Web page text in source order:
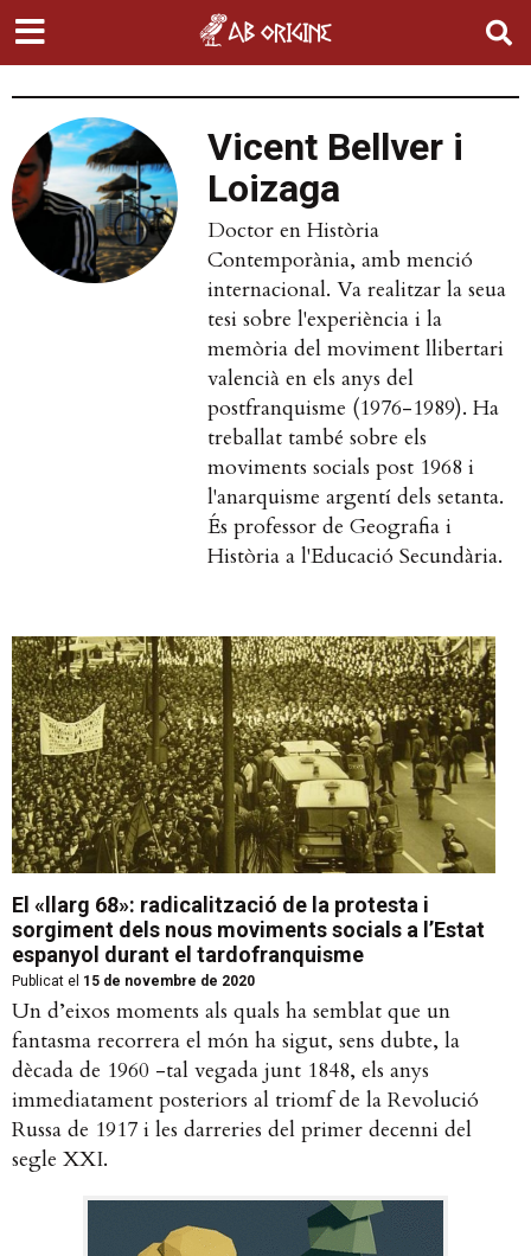
Vicent Bellver i
Loizaga
Doctor en Història
Contemporània, amb menció
internacional. Va realitzar la seua
tesi sobre l'experiència i la
memòria del moviment llibertari
valencià en els anys del
postfranquisme (1976-1989). Ha
treballat també sobre els
moviments socials post 1968 i
l'anarquisme argentí dels setanta.
És professor de Geografia i
Història a l'Educació Secundària.
El «llarg 68»: radicalització de la protesta i
sorgiment dels nous moviments socials a l’Estat
espanyol durant el tardofranquisme
Publicat el 15 de novembre de 2020
Un d’eixos moments als quals ha semblat que un
fantasma recorrera el món ha sigut, sens dubte, la
dècada de 1960 -tal vegada junt 1848, els anys
immediatament posteriors al triomf de la Revolució
Russa de 1917 i les darreries del primer decenni del
segle XXI.